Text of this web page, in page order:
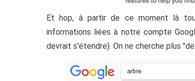
Et hop, à partir de ce moment là
informations liées à notre compte
devrait s'étendre). On ne cherche plus